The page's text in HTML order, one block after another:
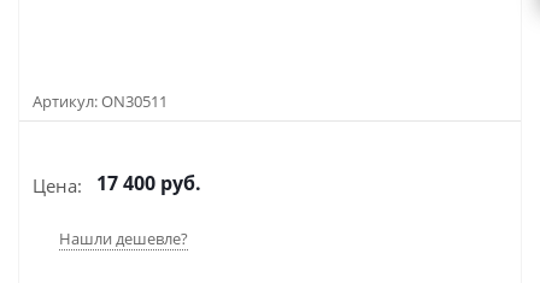
Артикул:ON30511
Цена: 17 400 руб.
Нашли дешевле?